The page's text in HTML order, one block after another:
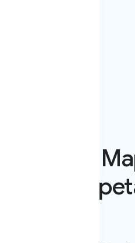
Google